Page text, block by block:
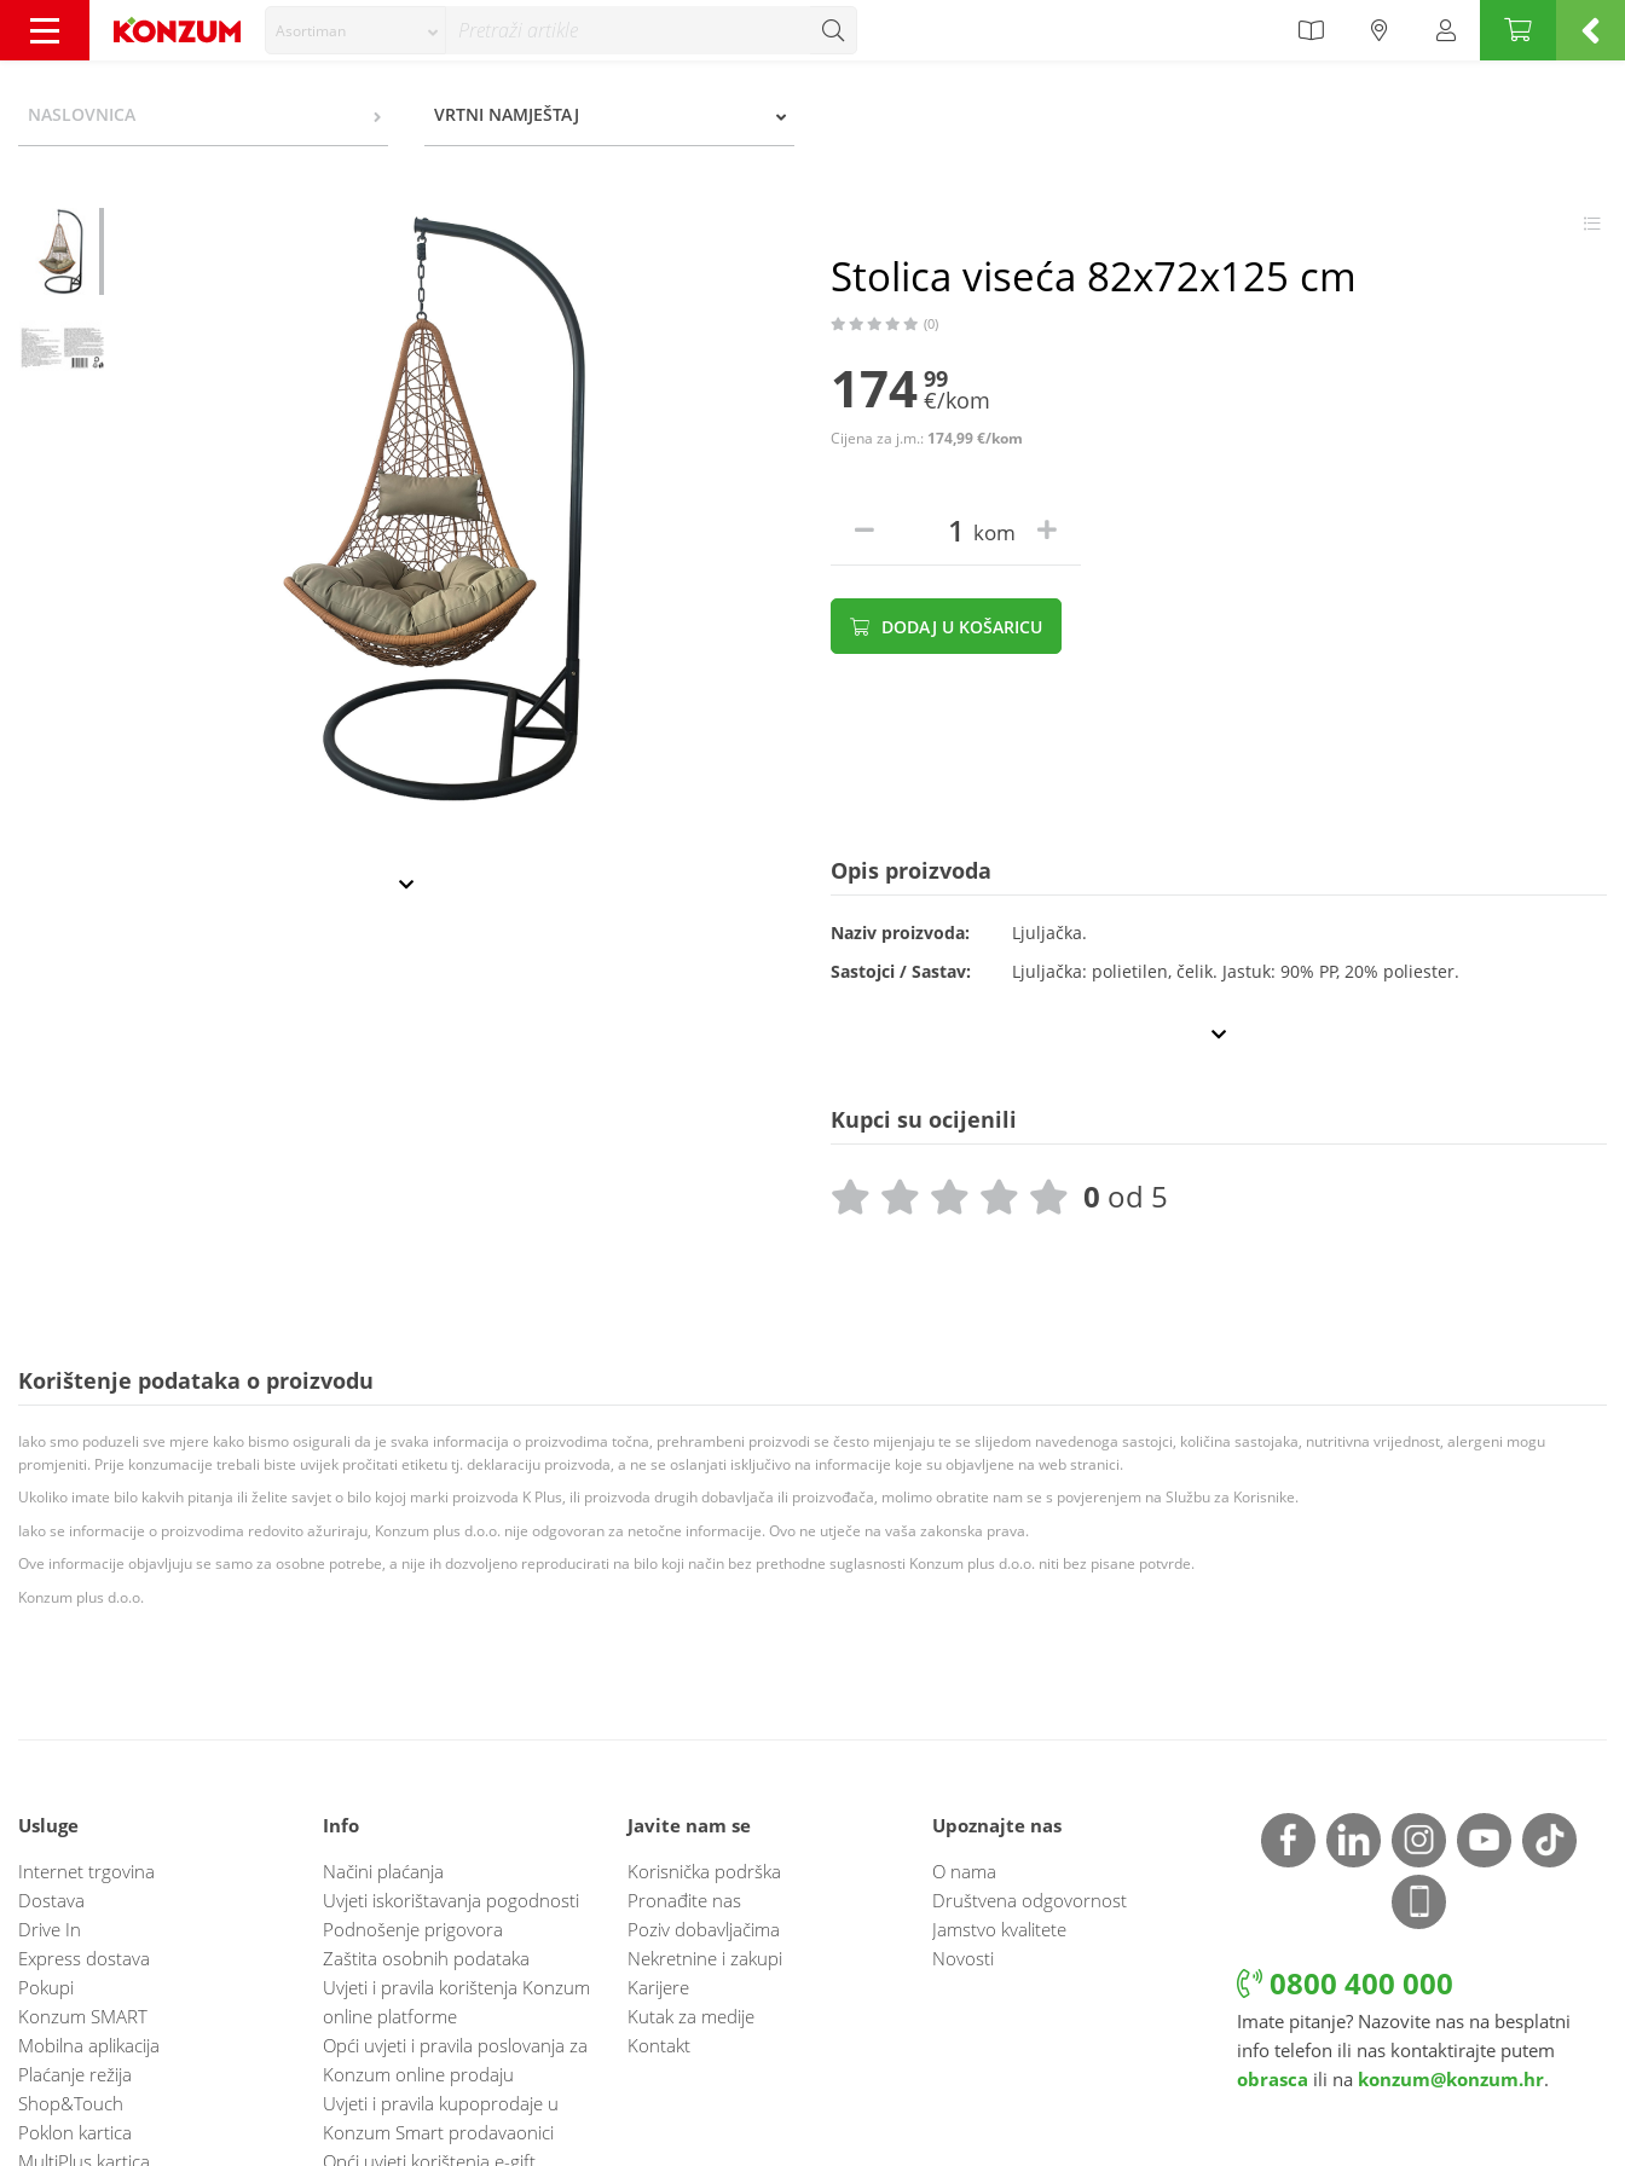
Asortiman
NASLOVNICA VRTNI NAMJEŠTAJ
Stolica viseća 82x72x125 cm
(0)
174 99
€/kom
Cijena za j.m.: 174,99 €/kom
kom
DODAJ U KOŠARICU
Opis proizvoda
Naziv proizvoda:
Ljuljačka.
Sastojci / Sastav:
Ljuljačka: polietilen, čelik. Jastuk: 90% PP, 20% poliester.
Kupci su ocijenili
0 od 5
Korištenje podataka o proizvodu
Iako smo poduzeli sve mjere kako bismo osigurali da je svaka informacija o proizvodima točna, prehrambeni proizvodi se često mijenjaju te se slijedom navedenoga sastojci, količina sastojaka, nutritivna vrijednost, alergeni mogu
promjeniti. Prije konzumacije trebali biste uvijek pročitati etiketu tj. deklaraciju proizvoda, a ne se oslanjati isključivo na informacije koje su objavljene na web stranici.
Ukoliko imate bilo kakvih pitanja ili želite savjet o bilo kojoj marki proizvoda K Plus, ili proizvoda drugih dobavljača ili proizvođača, molimo obratite nam se s povjerenjem na Službu za Korisnike.
Iako se informacije o proizvodima redovito ažuriraju, Konzum plus d.o.o. nije odgovoran za netočne informacije. Ovo ne utječe na vaša zakonska prava.
Ove informacije objavljuju se samo za osobne potrebe, a nije ih dozvoljeno reproducirati na bilo koji način bez prethodne suglasnosti Konzum plus d.o.o. niti bez pisane potvrde.
Konzum plus d.o.o.
Usluge
Internet trgovina
Dostava
Drive In
Express dostava
Pokupi
Konzum SMART
Mobilna aplikacija
Plaćanje režija
Shop&Touch
Poklon kartica
MultiPlus kartica
Info
Načini plaćanja
Uvjeti iskorištavanja pogodnosti
Podnošenje prigovora
Zaštita osobnih podataka
Uvjeti i pravila korištenja Konzum
online platforme
Opći uvjeti i pravila poslovanja za
Konzum online prodaju
Uvjeti i pravila kupoprodaje u
Konzum Smart prodavaonici
Opći uvjeti korištenja e-gift
Javite nam se
Korisnička podrška
Pronađite nas
Poziv dobavljačima
Nekretnine i zakupi
Karijere
Kutak za medije
Kontakt
Upoznajte nas
O nama
Društvena odgovornost
Jamstvo kvalitete
Novosti
0800 400 000
Imate pitanje? Nazovite nas na besplatni
info telefon ili nas kontaktirajte putem
obrasca ili na konzum@konzum.hr.